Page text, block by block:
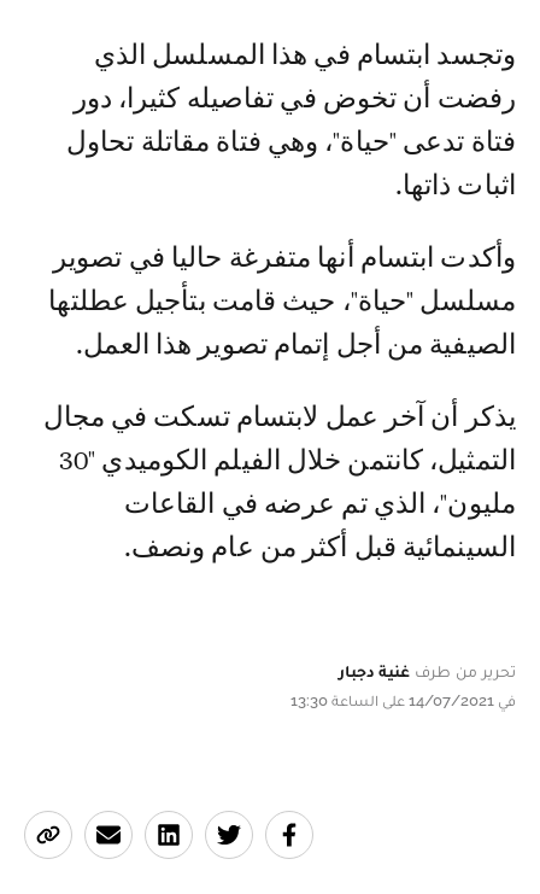
وتجسد ابتسام في هذا المسلسل الذي
رفضت أن تخوض في تفاصيله كثيرا، دور
فتاة تدعى "حياة"، وهي فتاة مقاتلة تحاول
اثبات ذاتها.
وأكدت ابتسام أنها متفرغة حاليا في تصوير
مسلسل "حياة"، حيث قامت بتأجيل عطلتها
الصيفية من أجل إتمام تصوير هذا العمل.
يذكر أن آخر عمل لابتسام تسكت في مجال
التمثيل، كانتمن خلال الفيلم الكوميدي "30
مليون"، الذي تم عرضه في القاعات
السينمائية قبل أكثر من عام ونصف.
تحرير من طرف غنية دجبار
في 14/07/2021 على الساعة 13:30